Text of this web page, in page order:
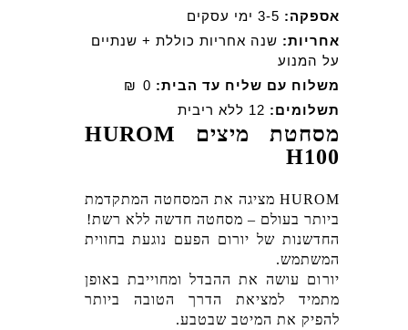
אספקה: 3-5 ימי עסקים
אחריות: שנה אחריות כוללת + שנתיים
על המנוע
משלוח עם שליח עד הבית: 0
₪
תשלומים: 12 ללא ריבית
מסחטת מיצים HUROM
H100
HUROM מציגה את המסחטה המתקדמת
ביותר בעולם – מסחטה חדשה ללא רשת!
החדשנות של יורום הפעם נוגעת בחווית
המשתמש.
יורום עושה את ההבדל ומחוייבת באופן
מתמיד למציאת הדרך הטובה ביותר
להפיק את המיטב שבטבע.